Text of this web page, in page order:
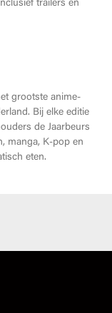
trailers en
grootste anime-
Bij elke editie
de Jaarbeurs
manga, K-pop en
eten.